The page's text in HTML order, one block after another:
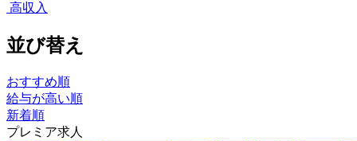
高収入
並び替え
おすすめ順
給与が高い順
新着順
プレミア求人